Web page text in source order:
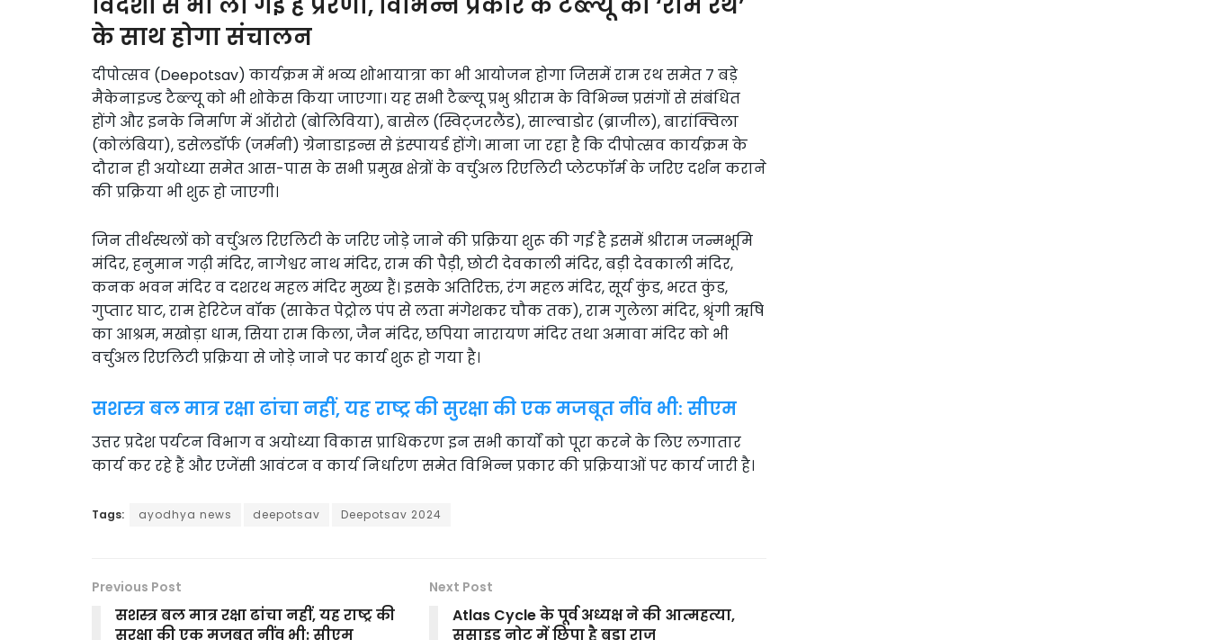
के साथ होगा संचालन
दीपोत्सव (Deepotsav) कार्यक्रम में भव्य शोभायात्रा का भी आयोजन होगा जिसमें राम रथ समेत 7 बड़े
मैकेनाइज्ड टैब्ल्यू को भी शोकेस किया जाएगा। यह सभी टैब्ल्यू प्रभु श्रीराम के विभिन्न प्रसंगों से संबंधित
होंगे और इनके निर्माण में ऑरोरो (बोलिविया), बासेल (स्विट्जरलैंड), साल्वाडोर (ब्राजील), बारांक्विला
(कोलंबिया), डसेलडॉर्फ (जर्मनी) ग्रेनाडाइन्स से इंस्पायर्ड होंगे। माना जा रहा है कि दीपोत्सव कार्यक्रम के
दौरान ही अयोध्या समेत आस-पास के सभी प्रमुख क्षेत्रों के वर्चुअल रिएलिटी प्लेटफॉर्म के जरिए दर्शन कराने
की प्रक्रिया भी शुरू हो जाएगी।
जिन तीर्थस्थलों को वर्चुअल रिएलिटी के जरिए जोड़े जाने की प्रक्रिया शुरू की गई है इसमें श्रीराम जन्मभूमि
मंदिर, हनुमान गढ़ी मंदिर, नागेश्वर नाथ मंदिर, राम की पैड़ी, छोटी देवकाली मंदिर, बड़ी देवकाली मंदिर,
कनक भवन मंदिर व दशरथ महल मंदिर मुख्य हैं। इसके अतिरिक्त, रंग महल मंदिर, सूर्य कुंड, भरत कुंड,
गुप्तार घाट, राम हेरिटेज वॉक (साकेत पेट्रोल पंप से लता मंगेशकर चौक तक), राम गुलेला मंदिर, श्रृंगी ऋषि
का आश्रम, मखोड़ा धाम, सिया राम किला, जैन मंदिर, छपिया नारायण मंदिर तथा अमावा मंदिर को भी
वर्चुअल रिएलिटी प्रक्रिया से जोड़े जाने पर कार्य शुरू हो गया है।
सशस्त्र बल मात्र रक्षा ढांचा नहीं, यह राष्ट्र की सुरक्षा की एक मजबूत नींव भी: सीएम
उत्तर प्रदेश पर्यटन विभाग व अयोध्या विकास प्राधिकरण इन सभी कार्यों को पूरा करने के लिए लगातार
कार्य कर रहे हैं और एजेंसी आवंटन व कार्य निर्धारण समेत विभिन्न प्रकार की प्रक्रियाओं पर कार्य जारी है।
Tags: ayodhya news deepotsav Deepotsav 2024
Previous Post
सशस्त्र बल मात्र रक्षा ढांचा नहीं, यह राष्ट्र की
सुरक्षा की एक मजबूत नींव भी: सीएम
Next Post
Atlas Cycle के पूर्व अध्यक्ष ने की आत्महत्या,
सुसाइड नोट में छिपा है बड़ा राज